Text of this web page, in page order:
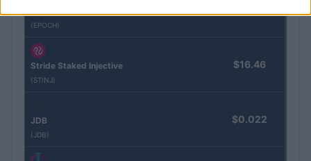
(EPOCH)
Stride Staked Injective
(STINJ)
$16.46
JDB
(JDB)
$0.022